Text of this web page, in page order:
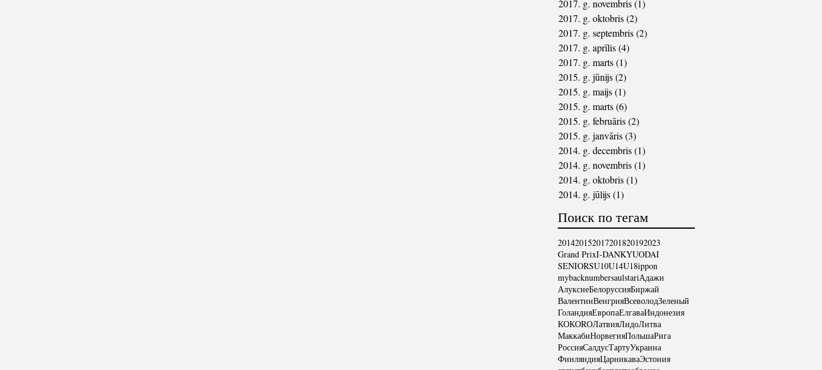
2017. g. novembris(1)
2017. g. oktobris(2)
2017. g. septembris(2)
2017. g. aprīlis(4)
2017. g. marts(1)
2015. g. jūnijs(2)
2015. g. maijs(1)
2015. g. marts(6)
2015. g. februāris(2)
2015. g. janvāris(3)
2014. g. decembris(1)
2014. g. novembris(1)
2014. g. oktobris(1)
2014. g. jūlijs(1)
Поиск по тегам
201420152017201820192023
Grand PrixI-DANKYUODAI
SENIORSU10U14U18ippon
mybacknumbersaulstariАдажи
АлукснеБелоруссияБиржай
ВалентинВенгрияВсеволодЗеленый
ГоландияЕвропаЕлгаваИндонезия
КОКОRОЛатвияЛидоЛитва
МаккабиНорвегияПольшаРига
РоссияСалдусТартуУкраина
ФинляндияЦарникаваЭстония